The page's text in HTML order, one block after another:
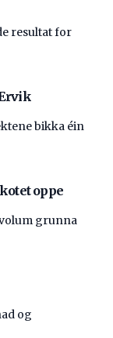
resultat for
bikka éin
oppe
grunna
og